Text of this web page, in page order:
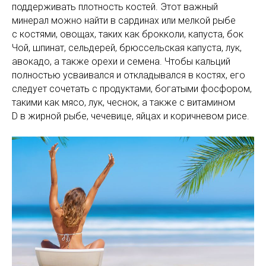
поддерживать плотность костей. Этот важный
минерал можно найти в сардинах или мелкой рыбе
с костями, овощах, таких как брокколи, капуста, бок
Чой, шпинат, сельдерей, брюссельская капуста, лук,
авокадо, а также орехи и семена. Чтобы кальций
полностью усваивался и откладывался в костях, его
следует сочетать с продуктами, богатыми фосфором,
такими как мясо, лук, чеснок, а также с витамином
D в жирной рыбе, чечевице, яйцах и коричневом рисе.